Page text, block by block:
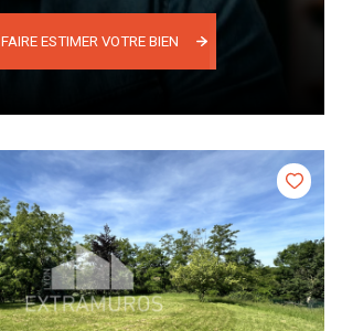
FAIRE ESTIMER VOTRE BIEN